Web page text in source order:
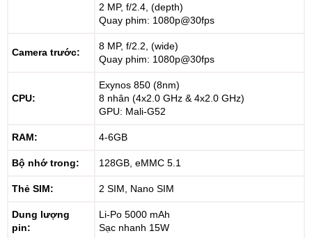
2 MP, f/2.4, (depth)
Quay phim: 1080p@30fps
Camera trước:
8 MP, f/2.2, (wide)
Quay phim: 1080p@30fps
CPU:
Exynos 850 (8nm)
8 nhân (4x2.0 GHz & 4x2.0 GHz)
GPU: Mali-G52
RAM: 4-6GB
Bộ nhớ trong: 128GB, eMMC 5.1
Thẻ SIM: 2 SIM, Nano SIM
Dung lượng
pin:
Li-Po 5000 mAh
Sạc nhanh 15W